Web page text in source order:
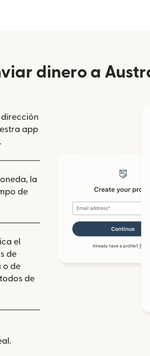
dinero a
dirección
en una ventana nueva)
app
nueva)
.
la
de
el
de
o de
de